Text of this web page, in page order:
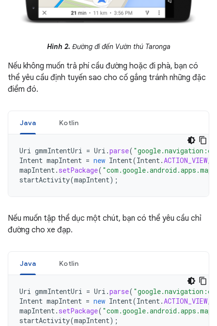
Hình 2. Đường đi đến Vườn thú Taronga
Nếu không muốn trả phí cầu đường hoặc đi phà, bạn có
thể yêu cầu định tuyến sao cho cố gắng tránh những đặc
điểm đó.
Java Kotlin
Uri gmmIntentUri = Uri .parse(
Intent mapIntent = new Intent(Intent.ACTION_VIEW,
mapIntent. setPackage(
startActivity(mapIntent);
Nếu muốn tập thể dục một chút, bạn có thể yêu cầu chỉ
đường cho xe đạp.
Java Kotlin
Uri gmmIntentUri = Uri .parse(
Intent mapIntent = new Intent(Intent.ACTION_VIEW,
mapIntent. setPackage(
startActivity(mapIntent);